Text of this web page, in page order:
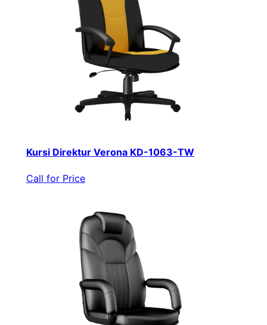
Kursi Direktur Verona KD-1063-TW
Call for Price